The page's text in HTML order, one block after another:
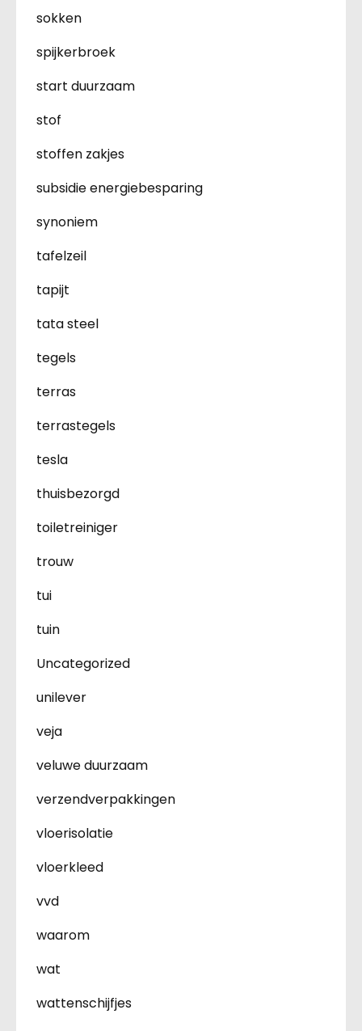
sokken
spijkerbroek
start duurzaam
stof
stoffen zakjes
subsidie energiebesparing
synoniem
tafelzeil
tapijt
tata steel
tegels
terras
terrastegels
tesla
thuisbezorgd
toiletreiniger
trouw
tui
tuin
Uncategorized
unilever
veja
veluwe duurzaam
verzendverpakkingen
vloerisolatie
vloerkleed
vvd
waarom
wat
wattenschijfjes